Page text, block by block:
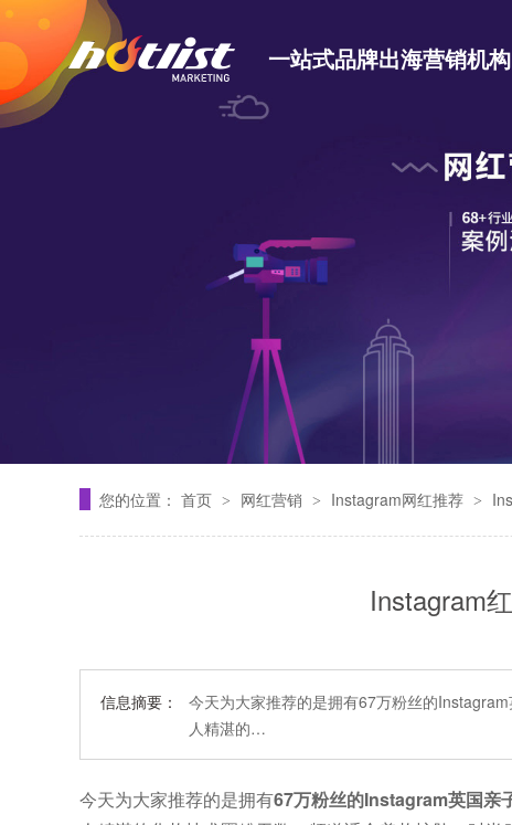
一站式品牌出海营销机构
您的位置： 首页 > 网红营销 > Instagram网红推荐 >
Instagram
信息摘要：
今天为大家推荐的是拥有67万粉丝的
人精湛的…
今天为大家推荐的是拥有67万粉丝的Instagram英国亲